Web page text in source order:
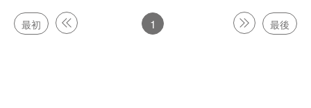
最初 1 最後